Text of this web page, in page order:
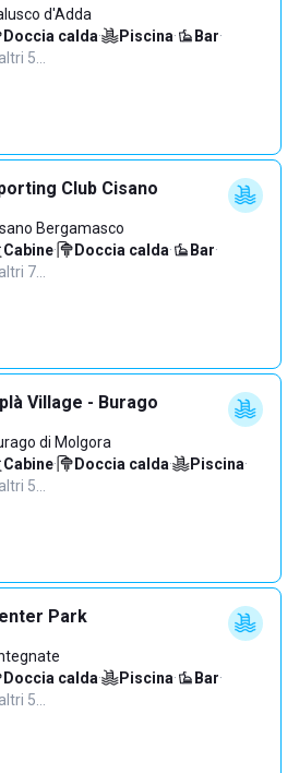
d'Adda
Doccia calda· Piscina· Bar·
5…
Club Cisano
Bergamasco
Cabine· Doccia calda· Bar·
7…
Village - Burago
di Molgora
Cabine· Doccia calda· Piscina·
5…
Park
Doccia calda· Piscina· Bar·
5…